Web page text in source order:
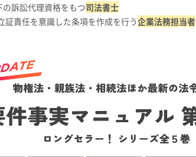
訴訟代理資格をもつ司法書士
証責任を意識した条項を作成を行う企業法務担当者